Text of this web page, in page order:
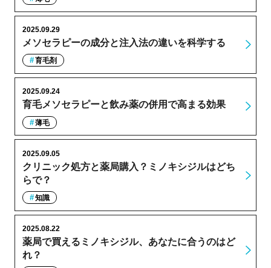
メソセラピーの成分と注入法の違いを科学する
2025.09.29
育毛剤
育毛メソセラピーと飲み薬の併用で高まる効果
2025.09.24
薄毛
クリニック処方と薬局購入？ミノキシジルはどち
らで？
2025.09.05
知識
薬局で買えるミノキシジル、あなたに合うのはど
れ？
2025.08.22